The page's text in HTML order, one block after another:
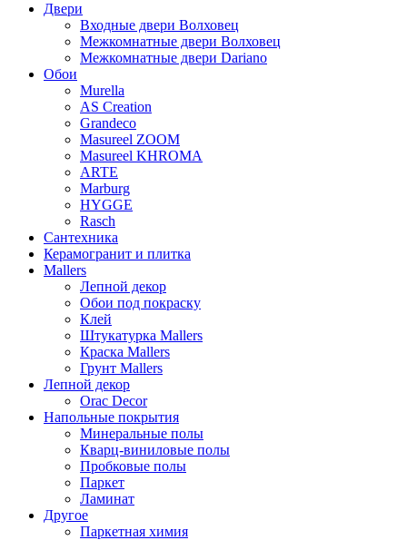
Двери
Входные двери Волховец
Межкомнатные двери Волховец
Межкомнатные двери Dariano
Обои
Murella
AS Creation
Grandeco
Masureel ZOOM
Masureel KHROMA
ARTE
Marburg
HYGGE
Rasch
Сантехника
Керамогранит и плитка
Mallers
Лепной декор
Обои под покраску
Клей
Штукатурка Mallers
Краска Mallers
Грунт Mallers
Лепной декор
Orac Decor
Напольные покрытия
Минеральные полы
Кварц-виниловые полы
Пробковые полы
Паркет
Ламинат
Другое
Паркетная химия